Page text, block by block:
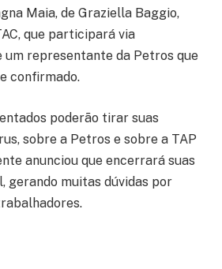
Maia, de Graziella Baggio,
que participará via
um representante da Petros que
confirmado.
poderão tirar suas
sobre a Petros e sobre a TAP
anunciou que encerrará suas
gerando muitas dúvidas por